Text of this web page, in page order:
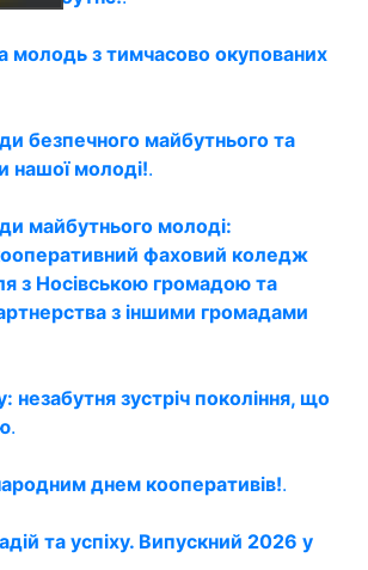
молодь з тимчасово окупованих
безпечного майбутнього та
нашої молоді!.
майбутнього молоді:
фаховий коледж
з Носівською громадою та
з іншими громадами
незабутня зустріч покоління, що
.
днем кооперативів!.
та успіху. Випускний 2026 у